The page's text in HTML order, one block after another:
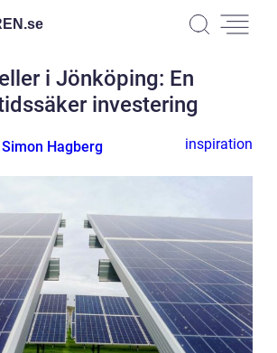
se
i Jönköping: En
investering
Simon Hagberg inspiration